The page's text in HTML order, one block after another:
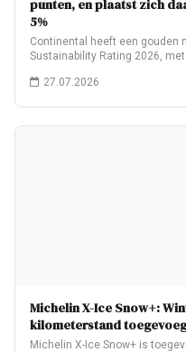
punten, en plaatst zich
5%
Continental heeft een gouden
Sustainability Rating 2026,
27.07.2026
Michelin X-Ice Snow+:
kilometerstand
Michelin X-Ice Snow+ is